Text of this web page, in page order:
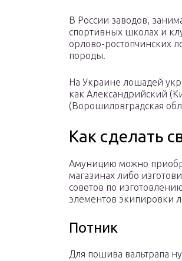
В России заводов,
спортивных школах и
орлово-ростопчинских
породы.
На Украине лошадей
как Александрийский
(Ворошиловградская
Как сделать
Амуницию можно
магазинах либо
советов по
элементов экипировки
Потник
Для пошива вальтрапа